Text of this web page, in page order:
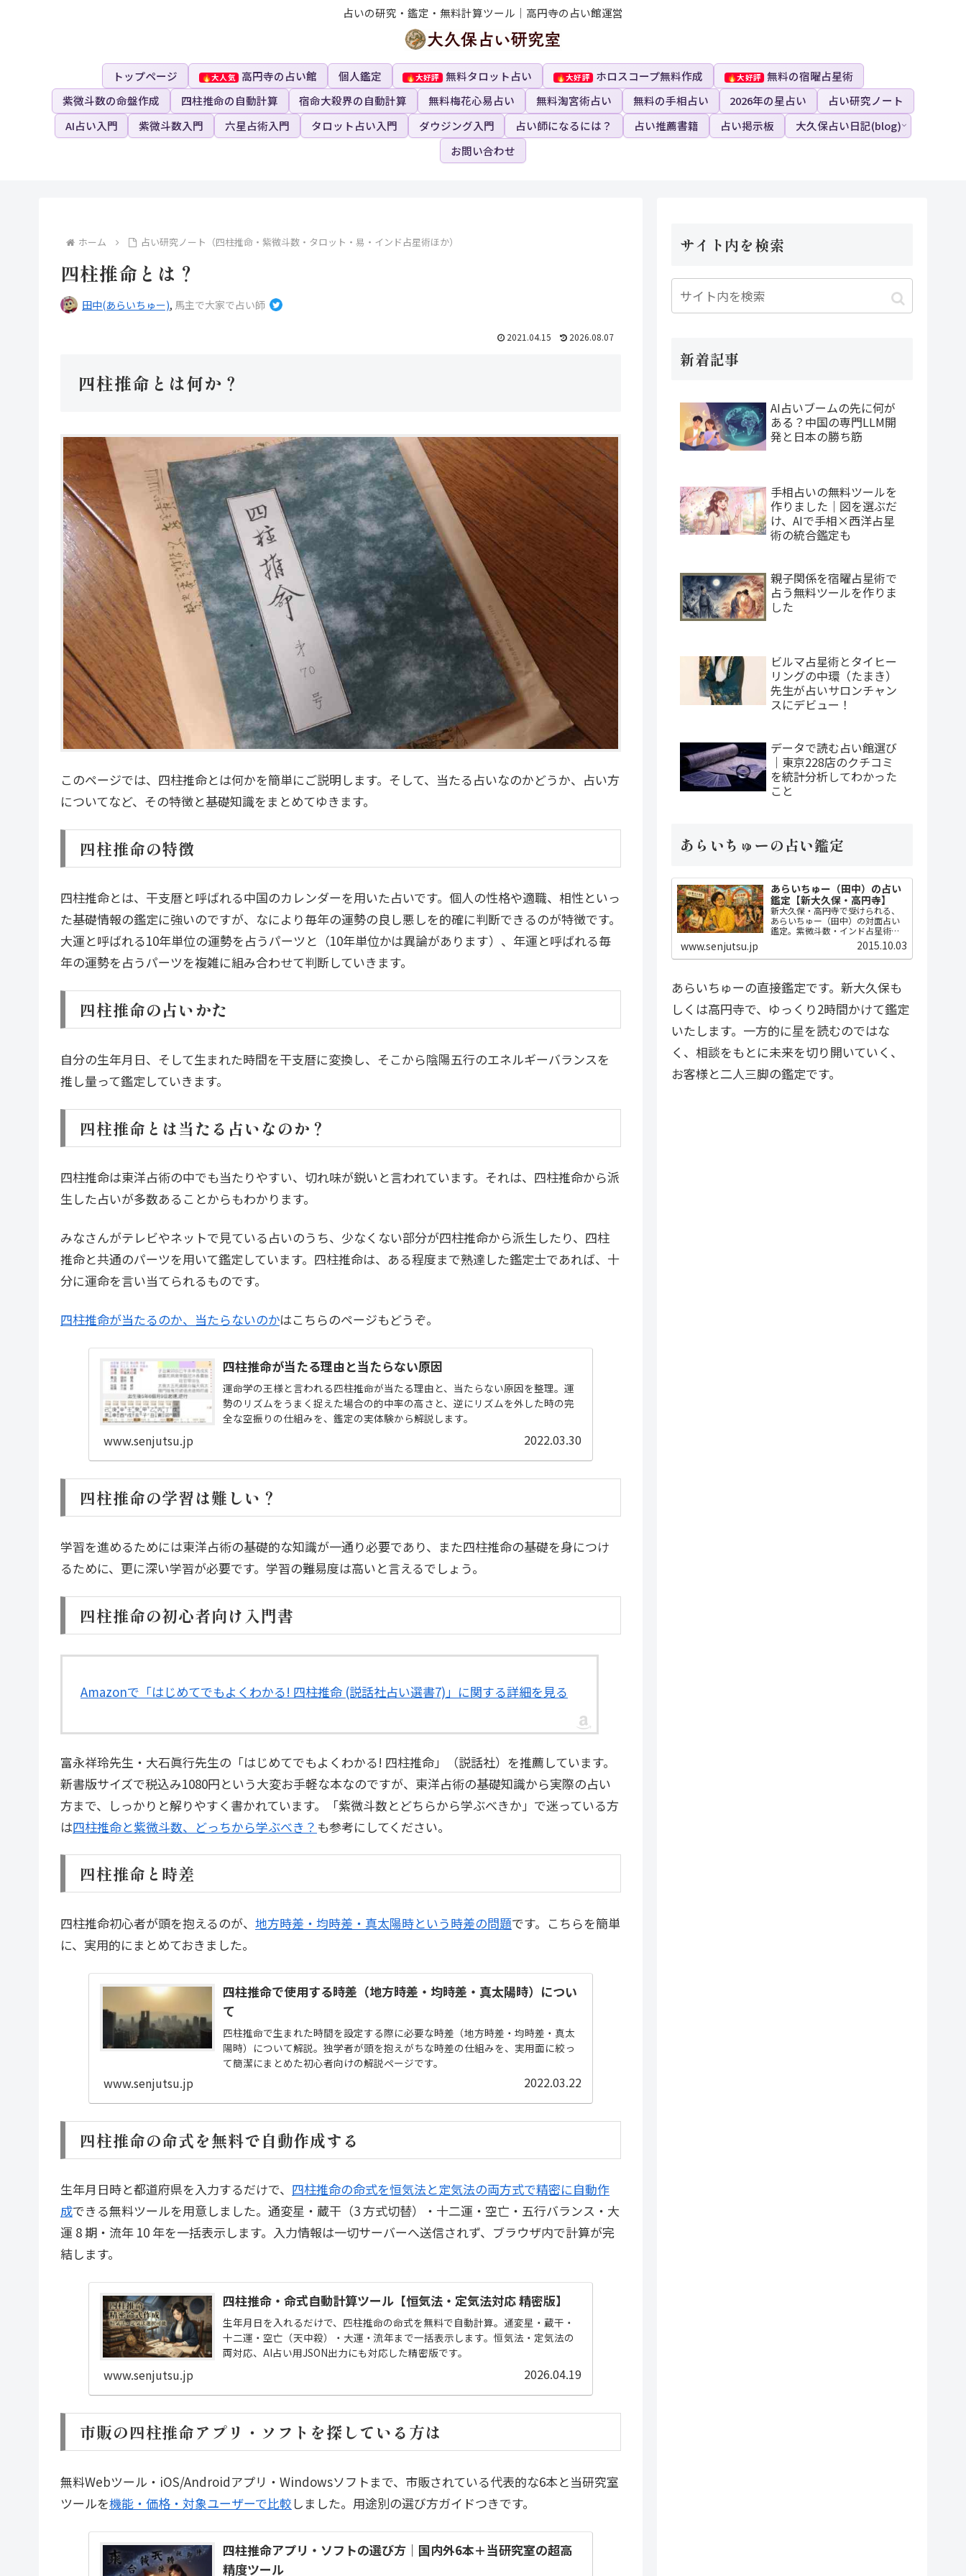
占いの研究・鑑定・無料計算ツール｜高円寺の占い館運営
トップページ 高円寺の占い館 個人鑑定 無料タロット占い ホロスコープ無料作成
無料の宿曜占星術
紫微斗数の命盤作成
四柱推命の自動計算 宿命大殺界の自動計算 無料梅花心易占い 無料淘宮術占い 無料の手相占い 2026年の星占い
占い研究ノート
AI占い入門
紫微斗数入門 六星占術入門 タロット占い入門 ダウジング入門 占い師になるには？ 占い推薦書籍 占い掲示板
大久保占い日記(blog)
お問い合わせ
ホーム 占い研究ノート（四柱推命・紫微斗数・タロット・易・インド占星術ほか）
四柱推命とは？
田中(あらいちゅー), 馬主で大家で占い師
2021.04.15 2026.08.07
四柱推命とは何か？
このページでは、四柱推命とは何かを簡単にご説明します。そして、当たる占いなのかどうか、占い方
についてなど、その特徴と基礎知識をまとめてゆきます。
四柱推命の特徴
四柱推命とは、干支暦と呼ばれる中国のカレンダーを用いた占いです。個人の性格や適職、相性といっ
た基礎情報の鑑定に強いのですが、なにより毎年の運勢の良し悪しを的確に判断できるのが特徴です。
大運と呼ばれる10年単位の運勢を占うパーツと（10年単位かは異論があります）、年運と呼ばれる毎
年の運勢を占うパーツを複雑に組み合わせて判断していきます。
四柱推命の占いかた
自分の生年月日、そして生まれた時間を干支暦に変換し、そこから陰陽五行のエネルギーバランスを
推し量って鑑定していきます。
四柱推命とは当たる占いなのか？
四柱推命は東洋占術の中でも当たりやすい、切れ味が鋭いと言われています。それは、四柱推命から派
生した占いが多数あることからもわかります。
みなさんがテレビやネットで見ている占いのうち、少なくない部分が四柱推命から派生したり、四柱
推命と共通のパーツを用いて鑑定しています。四柱推命は、ある程度まで熟達した鑑定士であれば、十
分に運命を言い当てられるものです。
四柱推命が当たるのか、当たらないのかはこちらのページもどうぞ。
四柱推命が当たる理由と当たらない原因
運命学の王様と言われる四柱推命が当たる理由と、当たらない原因を整理。運
勢のリズムをうまく捉えた場合の的中率の高さと、逆にリズムを外した時の完
全な空振りの仕組みを、鑑定の実体験から解説します。
www.senjutsu.jp 2022.03.30
四柱推命の学習は難しい？
学習を進めるためには東洋占術の基礎的な知識が一通り必要であり、また四柱推命の基礎を身につけ
るために、更に深い学習が必要です。学習の難易度は高いと言えるでしょう。
四柱推命の初心者向け入門書
Amazonで「はじめてでもよくわかる! 四柱推命 (説話社占い選書7)」に関する詳細を見る
富永祥玲先生・大石眞行先生の「はじめてでもよくわかる! 四柱推命」（説話社）を推薦しています。
新書版サイズで税込み1080円という大変お手軽な本なのですが、東洋占術の基礎知識から実際の占い
方まで、しっかりと解りやすく書かれています。「紫微斗数とどちらから学ぶべきか」で迷っている方
は四柱推命と紫微斗数、どっちから学ぶべき？ も参考にしてください。
四柱推命と時差
四柱推命初心者が頭を抱えるのが、 地方時差・均時差・真太陽時という時差の問題です。こちらを簡単
に、実用的にまとめておきました。
四柱推命で使用する時差（地方時差・均時差・真太陽時）につい
て
四柱推命で生まれた時間を設定する際に必要な時差（地方時差・均時差・真太
陽時）について解説。独学者が頭を抱えがちな時差の仕組みを、実用面に絞っ
て簡潔にまとめた初心者向けの解説ページです。
www.senjutsu.jp 2022.03.22
四柱推命の命式を無料で自動作成する
生年月日時と都道府県を入力するだけで、 四柱推命の命式を恒気法と定気法の両方式で精密に自動作
成できる無料ツールを用意しました。通変星・蔵干（3 方式切替）・十二運・空亡・五行バランス・大
運 8 期・流年 10 年を一括表示します。入力情報は一切サーバーへ送信されず、ブラウザ内で計算が完
結します。
四柱推命・命式自動計算ツール【恒気法・定気法対応 精密版】
生年月日を入れるだけで、四柱推命の命式を無料で自動計算。通変星・蔵干・
十二運・空亡（天中殺）・大運・流年まで一括表示します。恒気法・定気法の
両対応、AI占い用JSON出力にも対応した精密版です。
www.senjutsu.jp 2026.04.19
市販の四柱推命アプリ・ソフトを探している方は
無料Webツール・iOS/Androidアプリ・Windowsソフトまで、市販されている代表的な6本と当研究室
ツールを機能・価格・対象ユーザーで比較 しました。用途別の選び方ガイドつきです。
四柱推命アプリ・ソフトの選び方｜国内外6本＋当研究室の超高
精度ツール
サイト内を検索
新着記事
AI占いブームの先に何が
ある？中国の専門LLM開
発と日本の勝ち筋
手相占いの無料ツールを
作りました｜図を選ぶだ
け、AIで手相×西洋占星
術の統合鑑定も
親子関係を宿曜占星術で
占う無料ツールを作りま
した
ビルマ占星術とタイヒー
リングの中環（たまき）
先生が占いサロンチャン
スにデビュー！
データで読む占い館選び
｜東京228店のクチコミ
を統計分析してわかった
こと
あらいちゅーの占い鑑定
あらいちゅー（田中）の占い
鑑定【新大久保・高円寺】
新大久保・高円寺で受けられる、
あらいちゅー（田中）の対面占い
鑑定。紫微斗数・インド占星術・
ダウジングで2時間かけてじっくり
占い、開運指導までセット。
MBA・FP・宅建士の実務知識に基
す。
www.senjutsu.jp 2015.10.03
あらいちゅーの直接鑑定です。新大久保も
しくは高円寺で、ゆっくり2時間かけて鑑定
いたします。一方的に星を読むのではな
く、相談をもとに未来を切り開いていく、
お客様と二人三脚の鑑定です。